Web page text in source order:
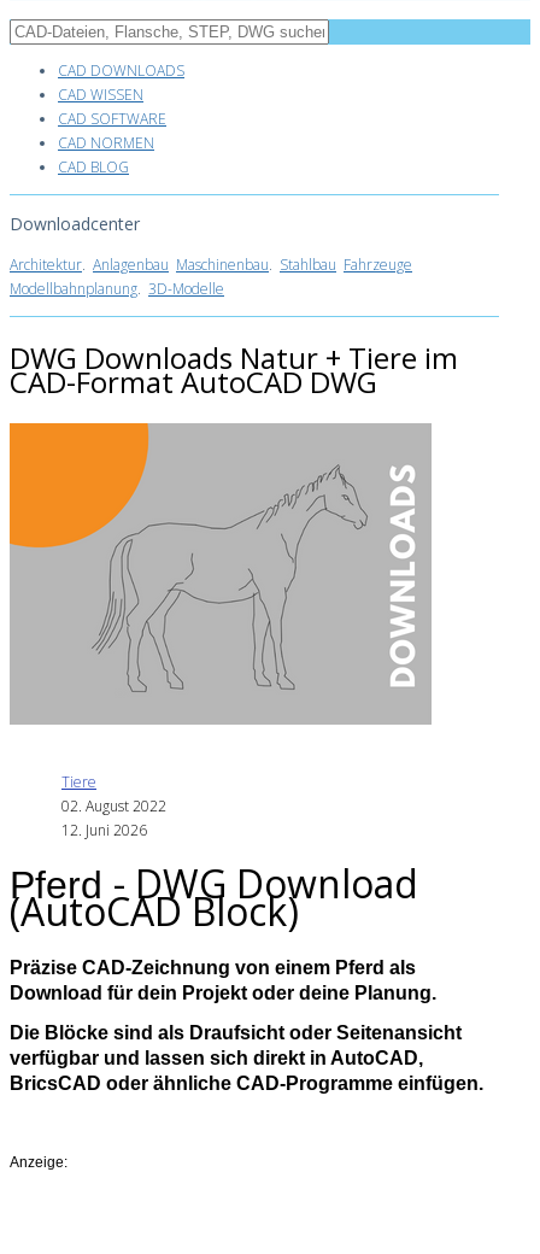
CAD DOWNLOADS
CAD WISSEN
CAD SOFTWARE
CAD NORMEN
CAD BLOG
Downloadcenter
Architektur. Anlagenbau Maschinenbau. Stahlbau Fahrzeuge
Modellbahnplanung. 3D-Modelle
DWG Downloads Natur + Tiere im
CAD-Format AutoCAD DWG
Tiere
02. August 2022
12. Juni 2026
Pferd - DWG Download
(AutoCAD Block)
Präzise CAD‑Zeichnung von einem Pferd als
Download für dein Projekt oder deine Planung.
Die Blöcke sind als Draufsicht oder Seitenansicht
verfügbar und lassen sich direkt in AutoCAD,
BricsCAD oder ähnliche CAD-Programme einfügen.
Anzeige: